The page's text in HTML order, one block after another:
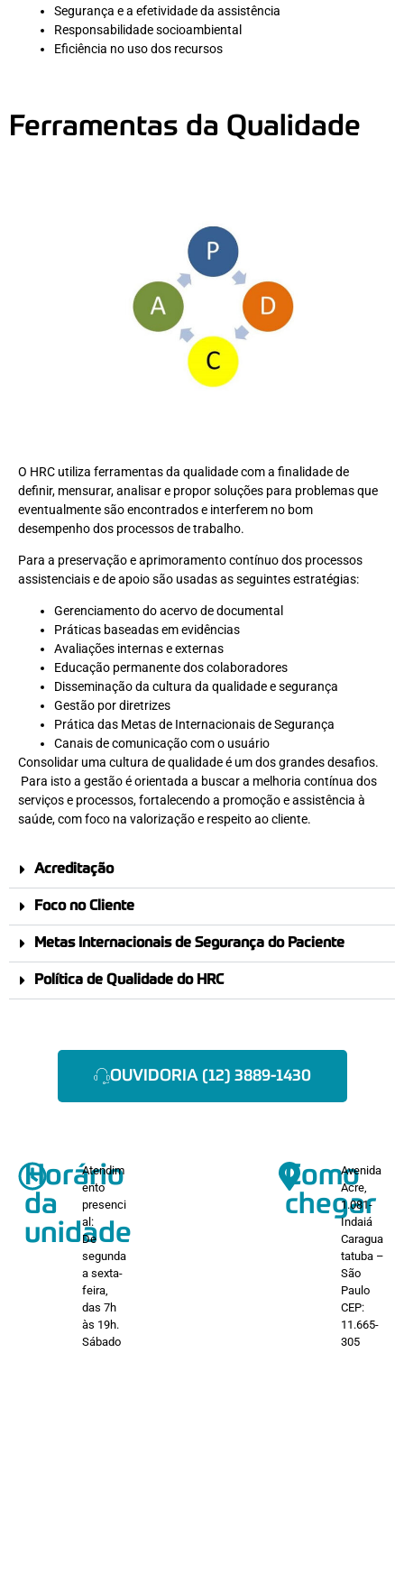
Segurança e a efetividade da assistência
Responsabilidade socioambiental
Eficiência no uso dos recursos
Ferramentas da Qualidade
O HRC utiliza ferramentas da qualidade com a finalidade de
definir, mensurar, analisar e propor soluções para problemas que
eventualmente são encontrados e interferem no bom
desempenho dos processos de trabalho.
Para a preservação e aprimoramento contínuo dos processos
assistenciais e de apoio são usadas as seguintes estratégias:
Gerenciamento do acervo de documental
Práticas baseadas em evidências
Avaliações internas e externas
Educação permanente dos colaboradores
Disseminação da cultura da qualidade e segurança
Gestão por diretrizes
Prática das Metas de Internacionais de Segurança
Canais de comunicação com o usuário
Consolidar uma cultura de qualidade é um dos grandes desafios.
Para isto a gestão é orientada a buscar a melhoria contínua dos
serviços e processos, fortalecendo a promoção e assistência à
saúde, com foco na valorização e respeito ao cliente.
Acreditação
Foco no Cliente
Metas Internacionais de Segurança do Paciente
Política de Qualidade do HRC
OUVIDORIA (12) 3889-1430
Horário
da
unidade
Atendim
ento
presenci
al:
De
segunda
a sexta-
feira,
das 7h
às 19h.
Sábado
Como
chegar
Avenida
Acre,
1.081-
Indaiá
Caragua
tatuba –
São
Paulo
CEP:
11.665-
305